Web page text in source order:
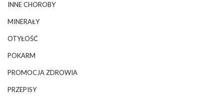
INNE CHOROBY
MINERAŁY
OTYŁOŚĆ
POKARM
PROMOCJA ZDROWIA
PRZEPISY